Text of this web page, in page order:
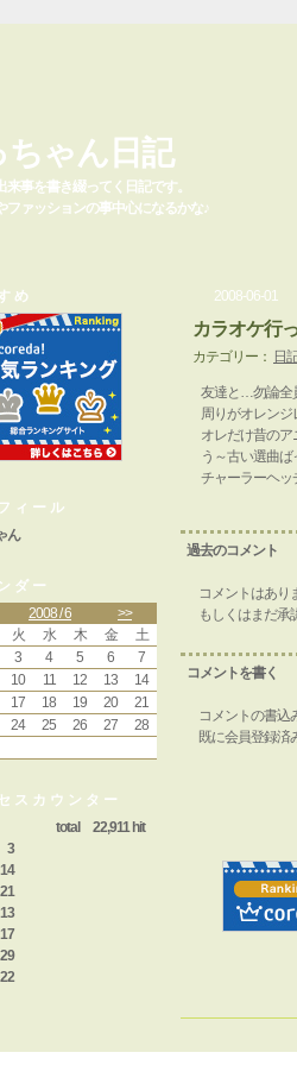
ちゃん日記
来事を書き綴ってく日記です。
ファッションの事中心になるかな♪
め
ィール
ん
ダー
2008 / 6
>>
火 水 木 金
土
3 4 5 6
7
10 11 12 13
14
17 18 19 20
21
24 25 26 27
28
スカウンター
total 22,911 hit
3
14
21
13
17
29
22
2008-06-01
カラオケ行
カテゴリー： 日
友達と…勿論全
周りがオレンジ
オレだけ昔のア
う～古い選曲
チャーラーヘッ
過去のコメント
コメントはあり
もしくはまだ承
コメントを書く
コメントの書込
既に会員登録済